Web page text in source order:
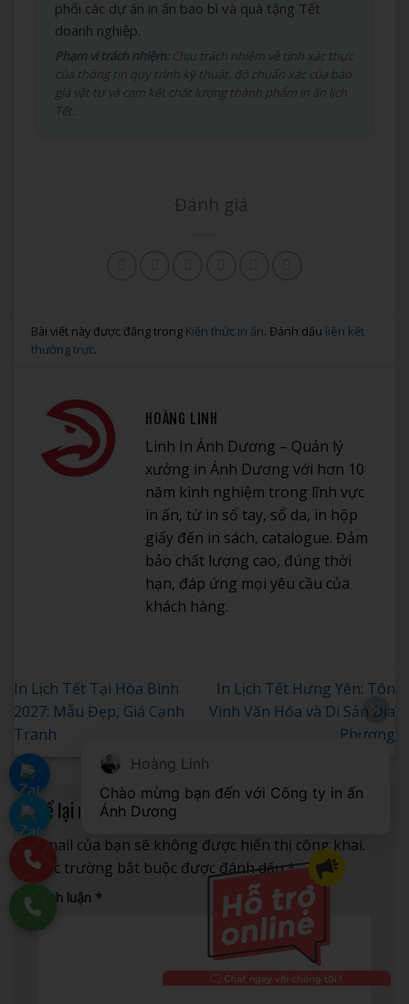
phối các dự án in ấn bao bì và quà tặng Tết
doanh nghiệp.
Phạm vi trách nhiệm:Chịu trách nhiệm về tính xác thực
của thông tin quy trình kỹ thuật, độ chuẩn xác của báo
giá vật tư và cam kết chất lượng thành phẩm in ấn lịch
Tết.
Đánh giá
Bài viết này được đăng trong Kiến thức in ấn. Đánh dấu liên kết
thường trực.
HOÀNG LINH
Linh In Ánh Dương – Quản lý
xưởng in Ánh Dương với hơn 10
năm kinh nghiệm trong lĩnh vực
in ấn, từ in sổ tay, sổ da, in hộp
giấy đến in sách, catalogue. Đảm
bảo chất lượng cao, đúng thời
hạn, đáp ứng mọi yêu cầu của
khách hàng.
In Lịch Tết Tại Hòa Bình
2027: Mẫu Đẹp, Giá Cạnh
Tranh
In Lịch Tết Hưng Yên: Tôn
Vinh Văn Hóa và Di Sản Địa
Phương
Để lại một bình luận
Email của bạn sẽ không được hiển thị công khai.
Các trường bắt buộc được đánh dấu*
Bình luận *
Hoàng Linh
Chào mừng bạn đến với Công ty in ấn
Ánh Dương